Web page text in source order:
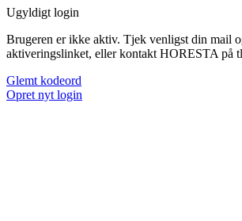
Ugyldigt login
Brugeren er ikke aktiv. Tjek venligst din mail
aktiveringslinket, eller kontakt HORESTA på
Glemt kodeord
Opret nyt login